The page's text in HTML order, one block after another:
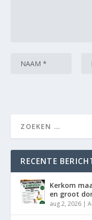
RECENTE
Kerkom
en groot
aug 2, 2026 |